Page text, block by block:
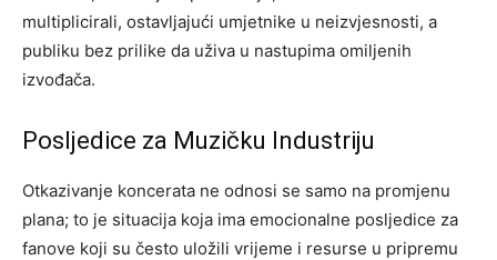
multiplicirali, ostavljajući umjetnike u neizvjesnosti, a
publiku bez prilike da uživa u nastupima omiljenih
izvođača.
Posljedice za Muzičku Industriju
Otkazivanje koncerata ne odnosi se samo na promjenu
plana; to je situacija koja ima emocionalne posljedice za
fanove koji su često uložili vrijeme i resurse u pripremu